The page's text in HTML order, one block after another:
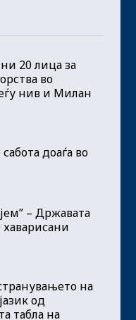
20 лица за
во
нив и Милан
доаѓа во
– Државата
на
од
табла на